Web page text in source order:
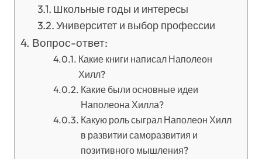
Школьные годы и интересы
Университет и выбор профессии
Вопрос-ответ:
Какие книги написал Наполеон
Хилл?
Какие были основные идеи
Наполеона Хилла?
Какую роль сыграл Наполеон Хилл
в развитии саморазвития и
позитивного мышления?